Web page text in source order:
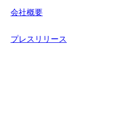
会社概要
プレスリリース